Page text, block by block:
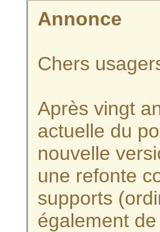
Annonce
Chers
Après vingt
actuelle du
nouvelle
une refonte
supports
également